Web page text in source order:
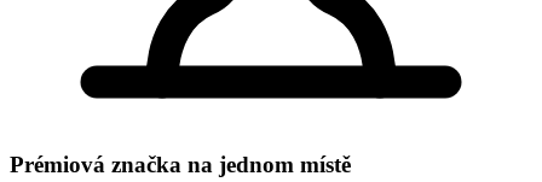
Prémiová značka na jednom místě